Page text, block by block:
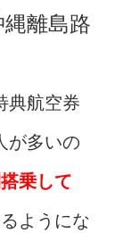
離島路
典航空券
が多いの
乗して
ようにな